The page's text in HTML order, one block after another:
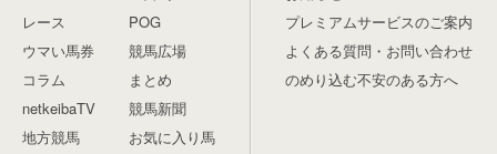
レース
ウマい馬券
コラム
netkeibaTV
地方競馬
POG
競馬広場
まとめ
競馬新聞
お気に入り馬
プレミアムサービスのご案内
よくある質問・お問い合わせ
のめり込む不安のある方へ